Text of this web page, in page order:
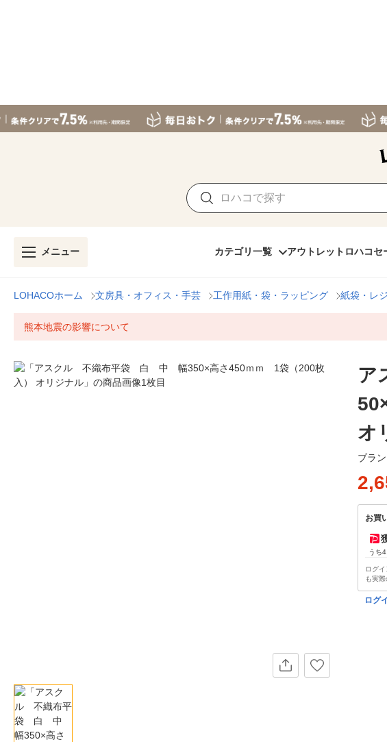
メニュー カテゴリ一覧 アウトレット ロハコセ
LOHACOホーム 文房具・オフィス・手芸 工作用紙・袋・ラッピング 紙袋・レ
熊本地震の影響について
ア
オ
ブラン
お買
うち
ログ
も実
ログ